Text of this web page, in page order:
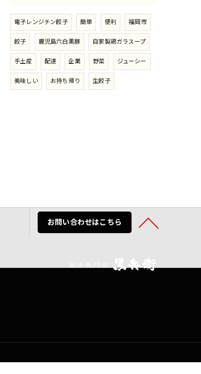
電子レンジチン餃子 簡単 便利 福岡市
餃子 鹿児島六白黒豚 自家製鶏ガラスープ
手土産 配達 企業 野菜 ジューシー
美味しい お持ち帰り 生餃子
お問い合わせはこちら